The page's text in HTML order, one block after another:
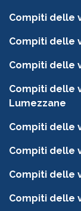
Compiti delle
Compiti delle
Compiti delle
Compiti delle
Lumezzane
Compiti delle
Compiti delle
Compiti delle
Compiti delle